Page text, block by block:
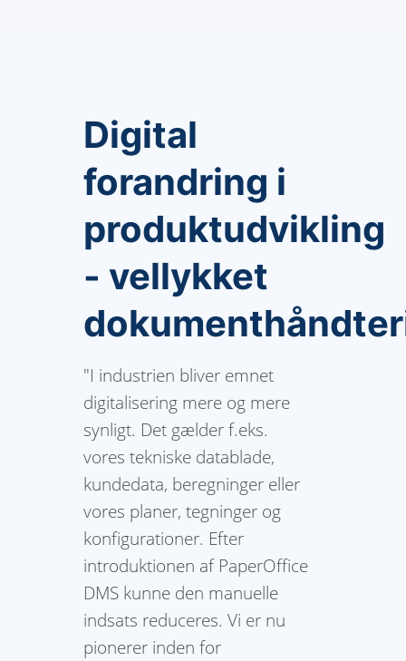
Digital
forandring i
produktudvikling
- vellykket
"I industrien bliver emnet
digitalisering mere og mere
synligt. Det gælder f.eks.
vores tekniske datablade,
kundedata, beregninger eller
vores planer, tegninger og
konfigurationer. Efter
introduktionen af PaperOffice
DMS kunne den manuelle
indsats reduceres. Vi er nu
pionerer inden for